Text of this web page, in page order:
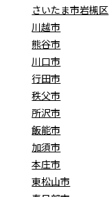
さいたま市岩槻区
川越市
熊谷市
川口市
行田市
秩父市
所沢市
飯能市
加須市
本庄市
東松山市